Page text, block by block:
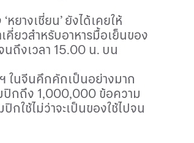
ยางเชี่ยน’ ยังได้เคยให้
ยวสำหรับอาหารมื้อเย็นของ
ถึงเวลา 15.00 น. บน
ในจีนคึกคักเป็นอย่างมาก
ปิกถึง 1,000,000 ข้อความ
ใช้ไม่ว่าจะเป็นของใช้ไปจน